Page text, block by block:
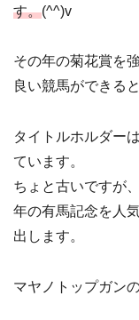
す。(^^)v
その年の菊花賞を
良い競馬ができる
タイトルホルダー
ています。
ちょと古いですが
年の有馬記念を人
出します。
マヤノトップガン